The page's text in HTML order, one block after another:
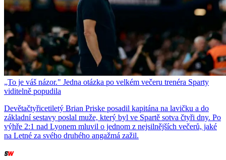
„To je váš názor." Jedna otázka po velkém večeru trenéra Sparty
viditelně popudila
Devětačtyřicetiletý Brian Priske posadil kapitána na lavičku a do
základní sestavy poslal muže, který byl ve Spartě sotva čtyři dny. Po
výhře 2:1 nad Lyonem mluvil o jednom z nejsilnějších večerů, jaké
na Letné za svého druhého angažmá zažil.